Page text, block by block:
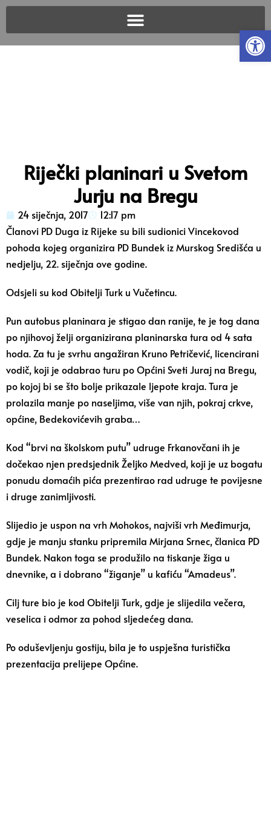
Riječki planinari u Svetom
Jurju na Bregu
24 siječnja, 2017
12:17 pm
Članovi PD Duga iz Rijeke su bili sudionici Vincekovod
pohoda kojeg organizira PD Bundek iz Murskog Središća u
nedjelju, 22. siječnja ove godine.
Odsjeli su kod Obitelji Turk u Vučetincu.
Pun autobus planinara je stigao dan ranije, te je tog dana
po njihovoj želji organizirana planinarska tura od 4 sata
hoda. Za tu je svrhu angažiran Kruno Petričević, licencirani
vodič, koji je odabrao turu po Općini Sveti Juraj na Bregu,
po kojoj bi se što bolje prikazale ljepote kraja. Tura je
prolazila manje po naseljima, više van njih, pokraj crkve,
općine, Bedekovićevih graba…
Kod “brvi na školskom putu” udruge Frkanovčani ih je
dočekao njen predsjednik Željko Medved, koji je uz bogatu
ponudu domaćih pića prezentirao rad udruge te povijesne
i druge zanimljivosti.
Slijedio je uspon na vrh Mohokos, najviši vrh Međimurja,
gdje je manju stanku pripremila Mirjana Srnec, članica PD
Bundek. Nakon toga se produžilo na tiskanje žiga u
dnevnike, a i dobrano “žiganje” u kafiću “Amadeus”.
Cilj ture bio je kod Obitelji Turk, gdje je slijedila večera,
veselica i odmor za pohod sljedećeg dana.
Po oduševljenju gostiju, bila je to uspješna turistička
prezentacija prelijepe Općine.